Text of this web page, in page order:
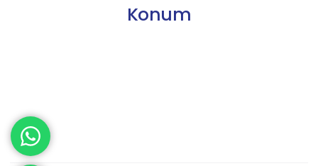
Konum